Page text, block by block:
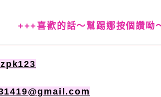
+++喜歡的話〜幫踢娜按個讚呦